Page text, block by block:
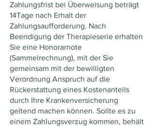
Zahlungsfrist bei Überweisung beträgt
14Tage nach Erhalt der
Zahlungsaufforderung. Nach
Beendigung der Therapieserie erhalten
Sie eine Honorarnote
(Sammelrechnung), mit der Sie
gemeinsam mit der bewilligten
Verordnung Anspruch auf die
Rückerstattung eines Kostenanteils
durch Ihre Krankenversicherung
geltend machen können. Sollte es zu
einem Zahlungsverzug kommen, behält